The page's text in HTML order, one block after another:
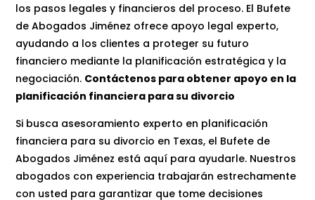
los pasos legales y financieros del proceso. El Bufete
de Abogados Jiménez ofrece apoyo legal experto,
ayudando a los clientes a proteger su futuro
financiero mediante la planificación estratégica y la
negociación. Contáctenos para obtener apoyo en la
planificación financiera para su divorcio
Si busca asesoramiento experto en planificación
financiera para su divorcio en Texas, el Bufete de
Abogados Jiménez está aquí para ayudarle. Nuestros
abogados con experiencia trabajarán estrechamente
con usted para garantizar que tome decisiones